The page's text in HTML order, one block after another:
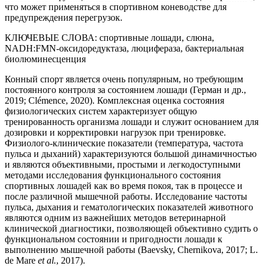
что может применяться в спортивном коневодстве для
предупреждения перегрузок.
КЛЮЧЕВЫЕ СЛОВА: спортивные лошади, слюна,
NADH:FMN-оксидоредуктаза, люцифераза, бактериальная
биолюминесценция
Конный спорт является очень популярным, но требующим
постоянного контроля за состоянием лошади (Герман и др.,
2019; Clémence, 2020). Комплексная оценка состояния
физиологических систем характеризует общую
тренированность организма лошади и служит основанием для
дозировки и корректировки нагрузок при тренировке.
Физиолого-клинические показатели (температура, частота
пульса и дыханий) характеризуются большой динамичностью
и являются объективными, простыми и легкодоступными
методами исследования функционального состояния
спортивных лошадей как во время покоя, так в процессе и
после различной мышечной работы. Исследование частоты
пульса, дыхания и гематологических показателей животного
являются одним из важнейших методов ветеринарной
клинической диагностики, позволяющей объективно судить о
функциональном состоянии и пригодности лошади к
выполнению мышечной работы (Baevsky, Chernikova, 2017; L.
de Mare et al., 2017).